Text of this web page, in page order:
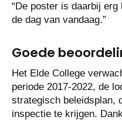
“De poster is daarbij
de dag van vandaag.”
Goede
Het Elde College
periode 2017-2022, de
strategisch beleidsplan,
inspectie te krijgen.